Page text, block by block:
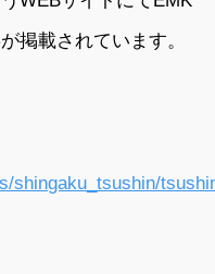
掲載されています。
shingaku_tsushin/